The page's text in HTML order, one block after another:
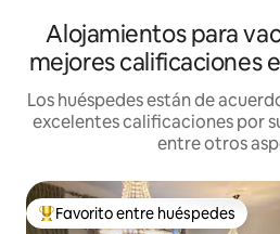
Alojamientos para
mejores calificaciones
Los huéspedes están de
excelentes calificaciones por
entre otros
Favorito entre los huéspedes
Favorito entre huéspedes